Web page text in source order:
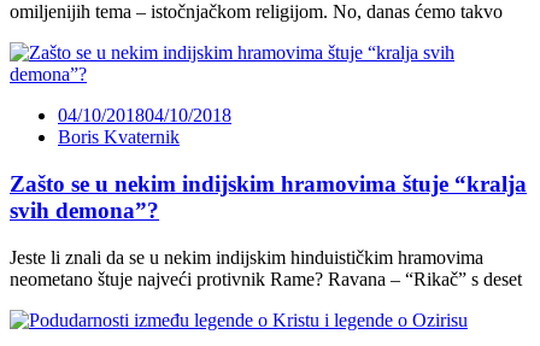
omiljenijih tema – istočnjačkom religijom. No, danas ćemo takvo
04/10/201804/10/2018
Boris Kvaternik
Zašto se u nekim indijskim hramovima štuje “kralja
svih demona”?
Jeste li znali da se u nekim indijskim hinduističkim hramovima
neometano štuje najveći protivnik Rame? Ravana – “Rikač” s deset